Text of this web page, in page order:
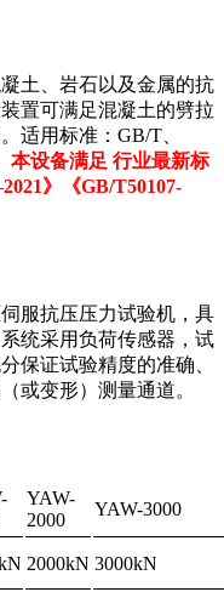
土、岩石以及金属的抗
置可满足混凝土的劈拉
适用标准：GB/T、
本设备满足 行业最新标
》《GB/T50107-
服抗压压力试验机，具
统采用负荷传感器，试
保证试验精度的准确、
或变形）测量通道。
YAW-
2000
YAW-3000
2000kN 3000kN